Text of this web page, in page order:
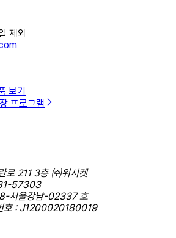
제외
보기
프로그램
로 211 3층 ㈜위시켓
57303
서울강남-02337 호
호 : J1200020180019